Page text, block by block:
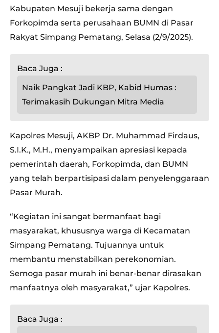
Kabupaten Mesuji bekerja sama dengan
Forkopimda serta perusahaan BUMN di Pasar
Rakyat Simpang Pematang, Selasa (2/9/2025).
Baca Juga :
Naik Pangkat Jadi KBP, Kabid Humas :
Terimakasih Dukungan Mitra Media
Kapolres Mesuji, AKBP Dr. Muhammad Firdaus,
S.I.K., M.H., menyampaikan apresiasi kepada
pemerintah daerah, Forkopimda, dan BUMN
yang telah berpartisipasi dalam penyelenggaraan
Pasar Murah.
“Kegiatan ini sangat bermanfaat bagi
masyarakat, khususnya warga di Kecamatan
Simpang Pematang. Tujuannya untuk
membantu menstabilkan perekonomian.
Semoga pasar murah ini benar-benar dirasakan
manfaatnya oleh masyarakat,” ujar Kapolres.
Baca Juga :